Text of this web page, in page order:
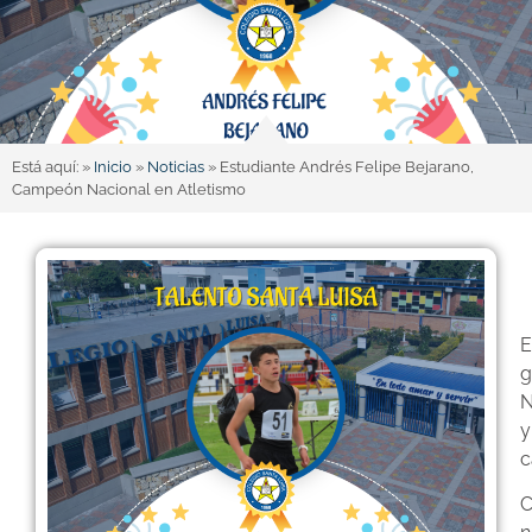
Está aquí: » Inicio » Noticias » Estudiante Andrés Felipe Bejarano,
Campeón Nacional en Atletismo